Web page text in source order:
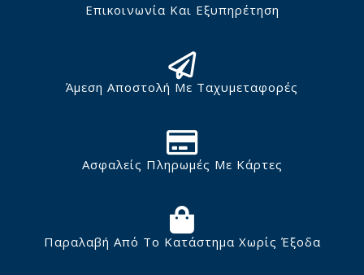
Επικοινωνία Και Εξυπηρέτηση
Άμεση Αποστολή Με Ταχυμεταφορές
Ασφαλείς Πληρωμές Με Κάρτες
Παραλαβή Από Το Κατάστημα Χωρίς Έξοδα